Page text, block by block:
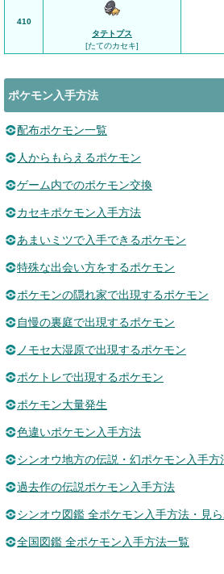
410
タテトプス
[たてのカセキ]
ポケモン入手方法
配布ポケモン一覧
人からもらえるポケモン
ゲーム内でのポケモン交換
カセキポケモン入手方法
あまいミツで入手できるポケモン
特殊な出会い方をするポケモン
ポケモンの隠れ家で出現するポケモン
自慢の裏庭で出現するポケモン
ノモセ大湿原で出現するポケモン
ポケトレで出現するポケモン
ポケモン大量発生
色違いポケモン入手方法
シンオウ地方の伝説・幻ポケモン入手方
過去作の伝説ポケモン入手方法
シンオウ図鑑 全ポケモン入手方法・見
全国図鑑 全ポケモン入手方法一覧